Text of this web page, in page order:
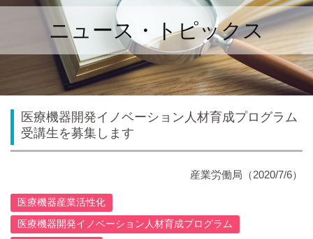
ニュース・トピックス
医療機器開発イノベーション人材育成プログラム
受講生を募集します
産業労働局 （2020/7/6）
医療機器産業活性化
医療機器開発イノベーション人材育成プログラム